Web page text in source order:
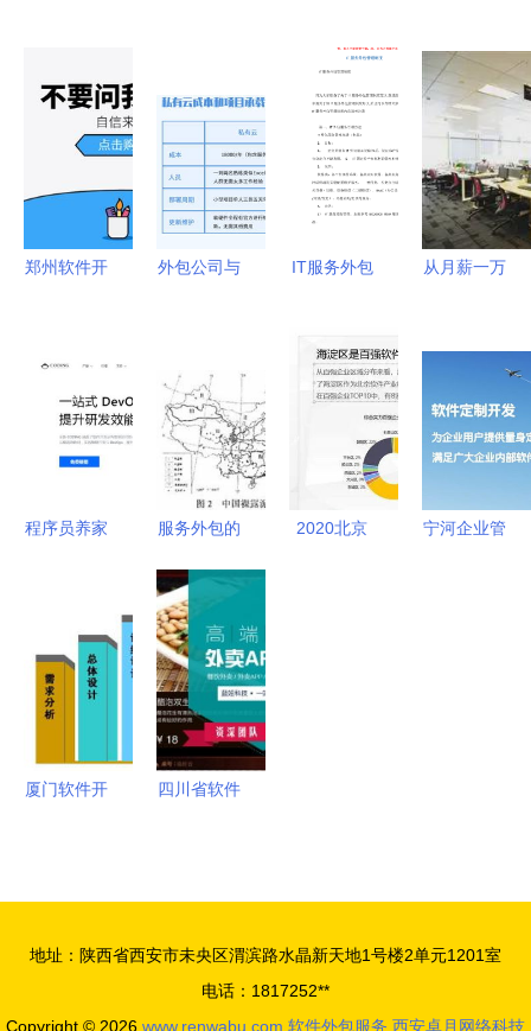
郑州软件开
析外包服务
的关键因素
外包公司与
找突围之路
IT服务外包
软件外包服
务规范化指
从月薪一万
值得还是无
奈选择？
程序员养家
用技术改变
世界的软件
外包服务平
服务外包的
分析
2020北京
宁河企业管
厦门软件开
四川省软件
优质且高性
价比的开发
地址：陕西省西安市未央区渭滨路水晶新天地1号楼2单元1201室
电话：1817252**
Copyright © 2026 www.renwabu.com 软件外包服务 西安卓月网络科技